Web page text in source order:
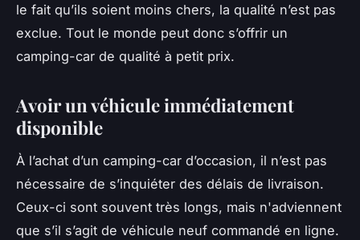
le fait qu’ils soient moins chers, la qualité n’est pas
exclue. Tout le monde peut donc s’offrir un
camping-car de qualité à petit prix.
Avoir un véhicule immédiatement
disponible
À l’achat d’un camping-car d’occasion, il n’est pas
nécessaire de s’inquiéter des délais de livraison.
Ceux-ci sont souvent très longs, mais n'adviennent
que s’il s’agit de véhicule neuf commandé en ligne.